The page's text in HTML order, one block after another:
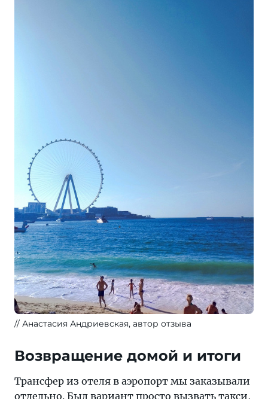
Анастасия Андриевская, автор отзыва
Возвращение домой и итоги
Трансфер из отеля в аэропорт мы заказывали
отдельно. Был вариант просто вызвать такси,